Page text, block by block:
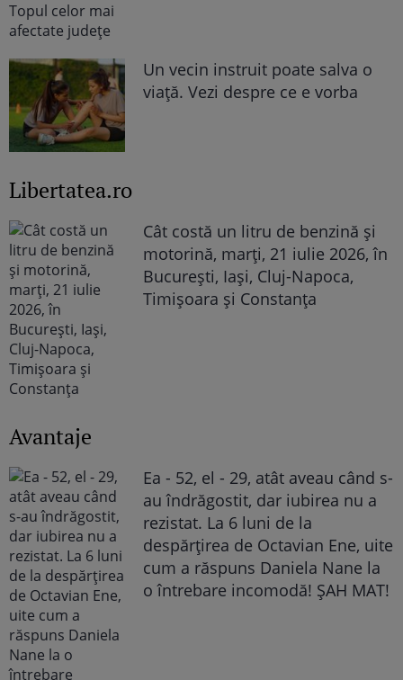
Un vecin instruit poate salva o
viață. Vezi despre ce e vorba
Libertatea.ro
Cât costă un litru de benzină și
motorină, marți, 21 iulie 2026, în
București, Iași, Cluj-Napoca,
Timișoara și Constanța
Avantaje
Ea - 52, el - 29, atât aveau când s-
au îndrăgostit, dar iubirea nu a
rezistat. La 6 luni de la
despărțirea de Octavian Ene, uite
cum a răspuns Daniela Nane la
o întrebare incomodă! ȘAH MAT!